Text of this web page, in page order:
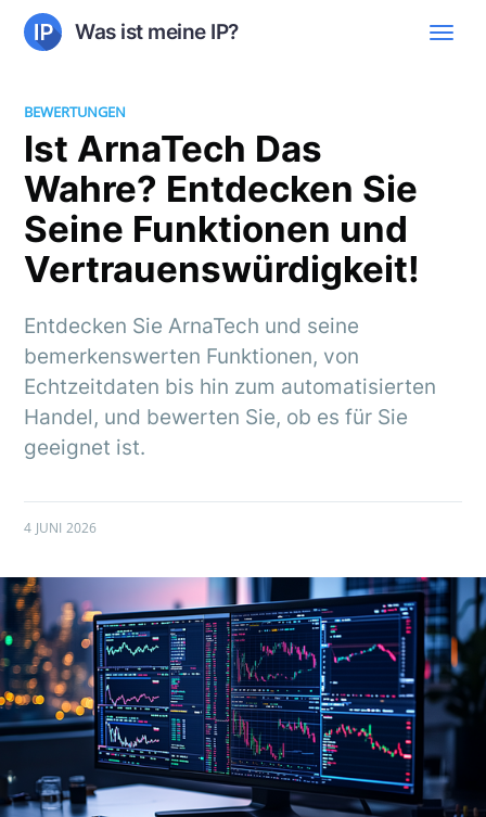
Was ist meine IP?
BEWERTUNGEN
Ist ArnaTech Das
Wahre? Entdecken Sie
Seine Funktionen und
Vertrauenswürdigkeit!
Entdecken Sie ArnaTech und seine
bemerkenswerten Funktionen, von
Echtzeitdaten bis hin zum automatisierten
Handel, und bewerten Sie, ob es für Sie
geeignet ist.
4 JUNI 2026